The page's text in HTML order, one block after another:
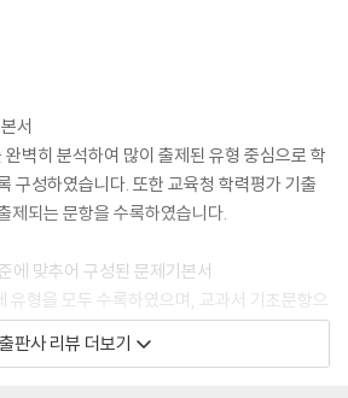
서
벽히 분석하여 많이 출제된 유형 중심으로 학
구성하였습니다. 또한 교육청 학력평가 기출
제되는 문항을 수록하였습니다.
에 맞추어 구성된 문제기본서
유형을 모두 수록하였으며, 교과서 기초문항으
수 있도록 하였습니다. 최상위권 유형의 문항
감은 감소시켰습니다.
출판사 리뷰 더보기